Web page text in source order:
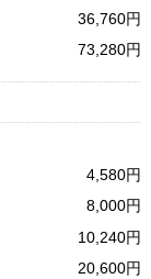
36,760
73,280
4,580
8,000
10,240
20,600